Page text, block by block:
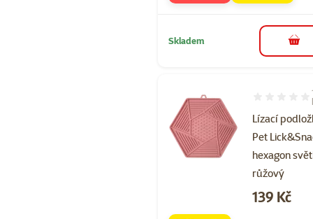
Skladem do
Lízací
Pet
hexagon
růžový
Hodnocení
Cena
139 Kč